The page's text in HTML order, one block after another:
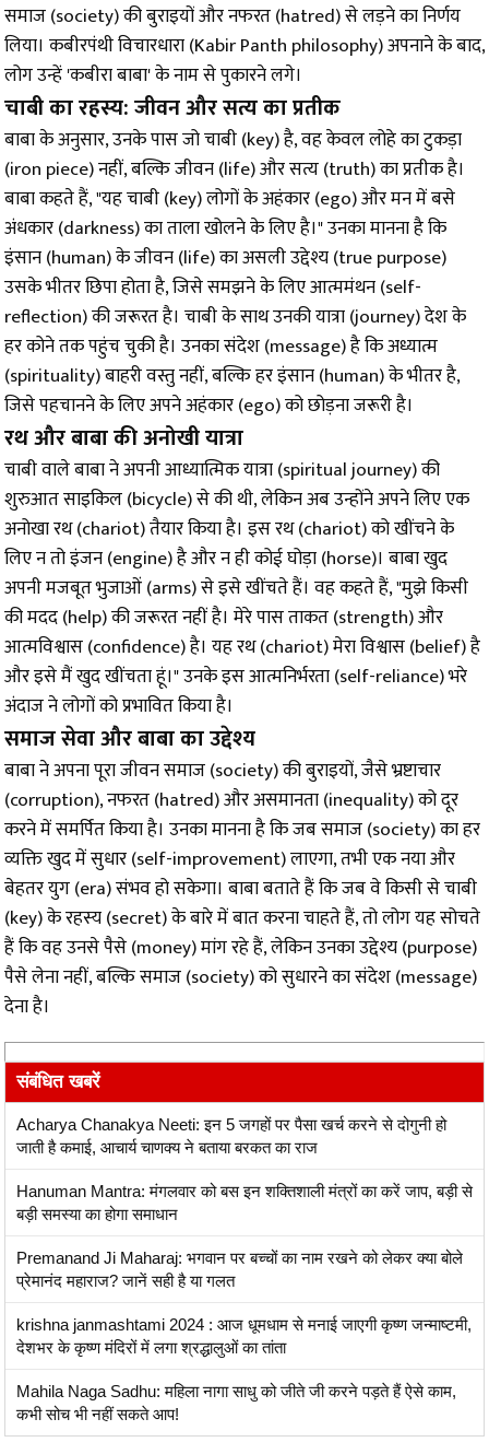
समाज (society) की बुराइयों और नफरत (hatred) से लड़ने का निर्णय
लिया। कबीरपंथी विचारधारा (Kabir Panth philosophy) अपनाने के बाद,
लोग उन्हें 'कबीरा बाबा' के नाम से पुकारने लगे।
चाबी का रहस्य: जीवन और सत्य का प्रतीक
बाबा के अनुसार, उनके पास जो चाबी (key) है, वह केवल लोहे का टुकड़ा
(iron piece) नहीं, बल्कि जीवन (life) और सत्य (truth) का प्रतीक है।
बाबा कहते हैं, "यह चाबी (key) लोगों के अहंकार (ego) और मन में बसे
अंधकार (darkness) का ताला खोलने के लिए है।" उनका मानना है कि
इंसान (human) के जीवन (life) का असली उद्देश्य (true purpose)
उसके भीतर छिपा होता है, जिसे समझने के लिए आत्ममंथन (self-
reflection) की जरूरत है। चाबी के साथ उनकी यात्रा (journey) देश के
हर कोने तक पहुंच चुकी है। उनका संदेश (message) है कि अध्यात्म
(spirituality) बाहरी वस्तु नहीं, बल्कि हर इंसान (human) के भीतर है,
जिसे पहचानने के लिए अपने अहंकार (ego) को छोड़ना जरूरी है।
रथ और बाबा की अनोखी यात्रा
चाबी वाले बाबा ने अपनी आध्यात्मिक यात्रा (spiritual journey) की
शुरुआत साइकिल (bicycle) से की थी, लेकिन अब उन्होंने अपने लिए एक
अनोखा रथ (chariot) तैयार किया है। इस रथ (chariot) को खींचने के
लिए न तो इंजन (engine) है और न ही कोई घोड़ा (horse)। बाबा खुद
अपनी मजबूत भुजाओं (arms) से इसे खींचते हैं। वह कहते हैं, "मुझे किसी
की मदद (help) की जरूरत नहीं है। मेरे पास ताकत (strength) और
आत्मविश्वास (confidence) है। यह रथ (chariot) मेरा विश्वास (belief) है
और इसे मैं खुद खींचता हूं।" उनके इस आत्मनिर्भरता (self-reliance) भरे
अंदाज ने लोगों को प्रभावित किया है।
समाज सेवा और बाबा का उद्देश्य
बाबा ने अपना पूरा जीवन समाज (society) की बुराइयों, जैसे भ्रष्टाचार
(corruption), नफरत (hatred) और असमानता (inequality) को दूर
करने में समर्पित किया है। उनका मानना है कि जब समाज (society) का हर
व्यक्ति खुद में सुधार (self-improvement) लाएगा, तभी एक नया और
बेहतर युग (era) संभव हो सकेगा। बाबा बताते हैं कि जब वे किसी से चाबी
(key) के रहस्य (secret) के बारे में बात करना चाहते हैं, तो लोग यह सोचते
हैं कि वह उनसे पैसे (money) मांग रहे हैं, लेकिन उनका उद्देश्य (purpose)
पैसे लेना नहीं, बल्कि समाज (society) को सुधारने का संदेश (message)
देना है।
संबंधित खबरें
Acharya Chanakya Neeti: इन 5 जगहों पर पैसा खर्च करने से दोगुनी हो
जाती है कमाई, आचार्य चाणक्य ने बताया बरकत का राज
Hanuman Mantra: मंगलवार को बस इन शक्तिशाली मंत्रों का करें जाप, बड़ी से
बड़ी समस्या का होगा समाधान
Premanand Ji Maharaj: भगवान पर बच्चों का नाम रखने को लेकर क्या बोले
प्रेमानंद महाराज? जानें सही है या गलत
krishna janmashtami 2024 : आज धूमधाम से मनाई जाएगी कृष्ण जन्माष्टमी,
देशभर के कृष्ण मंदिरों में लगा श्रद्धालुओं का तांता
Mahila Naga Sadhu: महिला नागा साधु को जीते जी करने पड़ते हैं ऐसे काम,
कभी सोच भी नहीं सकते आप!